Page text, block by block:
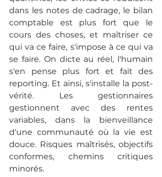
dans les notes de cadrage, le bilan
comptable est plus fort que le
cours des choses, et maîtriser ce
qui va ce faire, s'impose à ce qui va
se faire. On dicte au réel, l'humain
s'en pense plus fort et fait des
reporting. Et ainsi, s'installe la post-
vérité. Les gestionnaires
gestionnent avec des rentes
variables, dans la bienveillance
d'une communauté où la vie est
douce. Risques maîtrisés, objectifs
conformes, chemins critiques
minorés.